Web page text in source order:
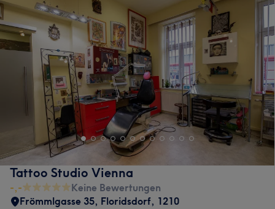
Tattoo Studio Vienna
-,-
Keine Bewertungen
Frömmlgasse 35, Floridsdorf, 1210